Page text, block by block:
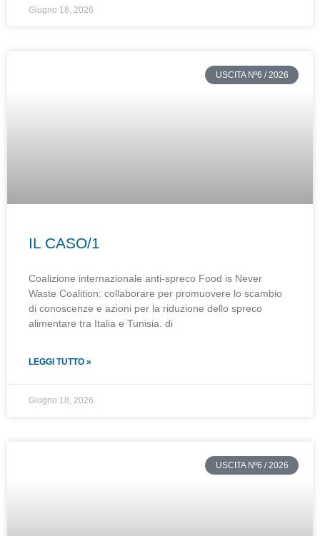
Giugno 18, 2026
USCITA Nº6 / 2026
IL CASO/1
Coalizione internazionale anti-spreco Food is Never
Waste Coalition: collaborare per promuovere lo scambio
di conoscenze e azioni per la riduzione dello spreco
alimentare tra Italia e Tunisia. di
LEGGI TUTTO »
Giugno 18, 2026
USCITA Nº6 / 2026